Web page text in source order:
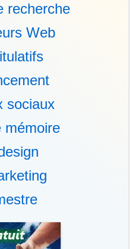
recherche
Web
sociaux
mémoire